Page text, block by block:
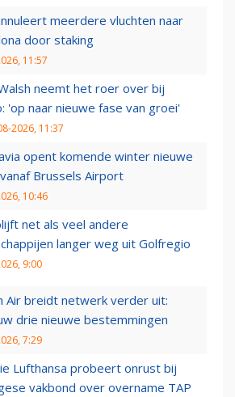
meerdere vluchten naar
door staking
11:57
neemt het roer over bij
'op naar nieuwe fase van groei'
2026, 11:37
opent komende winter nieuwe
Brussels Airport
10:46
net als veel andere
langer weg uit Golfregio
9:00
Air breidt netwerk verder uit:
drie nieuwe bestemmingen
7:29
Lufthansa probeert onrust bij
vakbond over overname TAP